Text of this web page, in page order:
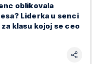
oblikovala
Liderka u senci
klasu kojoj se ceo